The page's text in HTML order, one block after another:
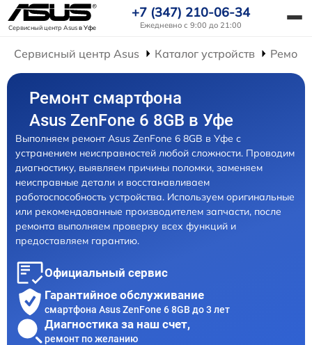
Сервисный центр Asusв Уфе
+7 (347) 210-06-34
Ежедневно с 9:00 до 21:00
Сервисный центр Asus Каталог устройств
Ремонт смартфона
Asus ZenFone 6 8GB в Уфе
Выполняем ремонт Asus ZenFone 6 8GB в Уфе с
устранением неисправностей любой сложности. Проводим
диагностику, выявляем причины поломки, заменяем
неисправные детали и восстанавливаем
работоспособность устройства. Используем оригинальные
или рекомендованные производителем запчасти, после
ремонта выполняем проверку всех функций и
предоставляем гарантию.
Официальный сервис
Гарантийное обслуживание
смартфона Asus ZenFone 6 8GB до 3 лет
Диагностика за наш счет,
ремонт по желанию